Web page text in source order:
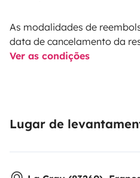
As modalidades de
data de cancelamento da
Ver as condições
Lugar de